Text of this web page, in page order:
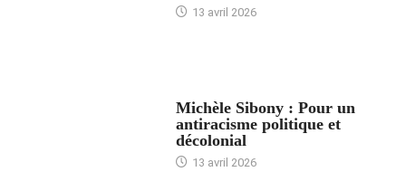
13 avril 2026
Michèle Sibony : Pour un
antiracisme politique et
décolonial
13 avril 2026